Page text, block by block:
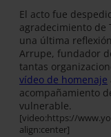
El acto fue
agradecimiento de
una última
Arrupe, fundador
tantas
vídeo de homenaje
acompañamiento
vulnerable.
[video:https://
align:center]